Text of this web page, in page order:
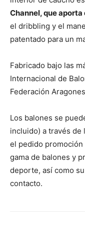
Channel, que
el dribbling y el
patentado para un
Fabricado bajo las
Internacional de
Federación
Los balones se
incluido) a través de
el pedido promoción
gama de balones y
deporte, así como
contacto.